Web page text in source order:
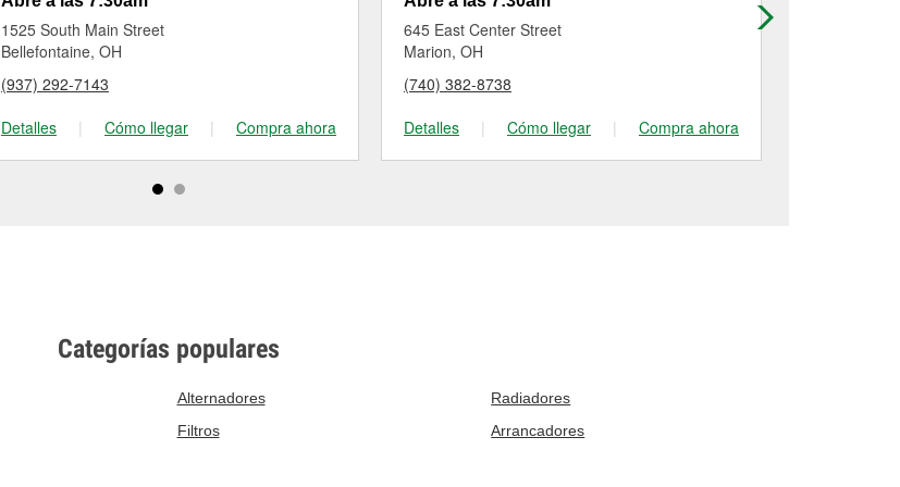
1525 South Main Street
Bellefontaine, OH
(937) 292-7143
Detalles
| Cómo llegar | Compra ahora
645 East Center Street
Marion, OH
(740) 382-8738
Detalles
| Cómo llegar | Compra ahora
Categorías populares
Alternadores
Radiadores
Filtros Arrancadores